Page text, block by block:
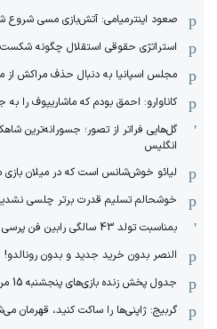
صعود اینترمیامی: آتش‌بازی مسی شروع
استراتژی حقوقی استقلال چگونه
مجلس اسپانیا به دنبال حذف مراکش از
کاناوارو: احمق بودم که ماشاریپوف را به
گل‌هایی فراتر از تصور؛ جسورانه‌ترین
انگلیس
لیائو خوش‌شانس است که در میلان بازی
خوشحالم تسلیم قدرت برتر چلسی
بمناسبت تولد 43 سالگی رابین فن پرسی
النصر بدون خرید جدید و بدون رونالدو!
جدول پخش زنده بازی‌های پنجشنبه 15 مرداد
گربیج: ژاپنی‌ها را ساکت کنید، قهرمان